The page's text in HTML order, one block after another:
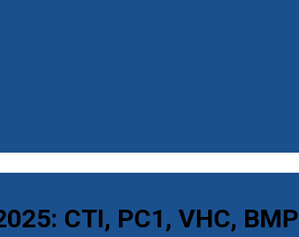
CTI, PC1, VHC, BMP